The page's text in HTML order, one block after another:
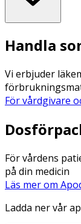
Handla
Vi erbjuder
För vårdgivare
För vårdens
på din medicin
Läs mer om
Ladda ner vår